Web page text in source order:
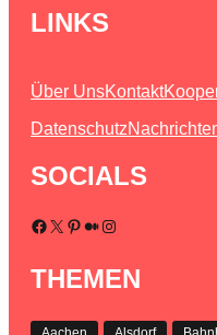
LINKS
Über UnsKontakt
Datenschutz
SOCIALS
Facebook
X Pinterest
Medium
Instagram
THEMEN